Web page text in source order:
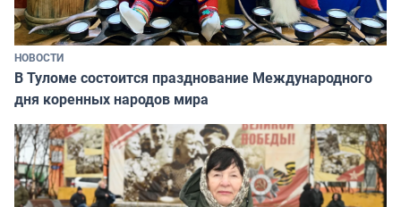
НОВОСТИ
В Туломе состоится празднование Международного
дня коренных народов мира